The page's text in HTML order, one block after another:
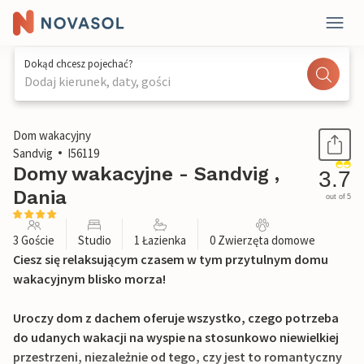
Dokąd chcesz pojechać?
Dodaj kierunek, daty, gości
1 / 18
Dom wakacyjny
Sandvig
I56119
Domy wakacyjne - Sandvig ,
Dania
3.7
out of 5
3 Goście Studio 1 Łazienka 0 Zwierzęta domowe
Ciesz się relaksującym czasem w tym przytulnym domu
wakacyjnym blisko morza!
Uroczy dom z dachem oferuje wszystko, czego potrzeba
do udanych wakacji na wyspie na stosunkowo niewielkiej
przestrzeni, niezależnie od tego, czy jest to romantyczny